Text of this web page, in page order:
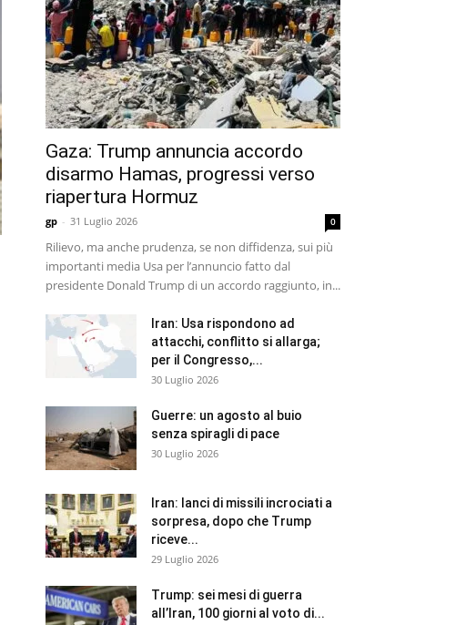
Gaza: Trump annuncia accordo
disarmo Hamas, progressi verso
riapertura Hormuz
gp - 31 Luglio 2026 0
Rilievo, ma anche prudenza, se non diffidenza, sui più
importanti media Usa per l’annuncio fatto dal
presidente Donald Trump di un accordo raggiunto, in...
Iran: Usa rispondono ad
attacchi, conflitto si allarga;
per il Congresso,...
30 Luglio 2026
Guerre: un agosto al buio
senza spiragli di pace
30 Luglio 2026
Iran: lanci di missili incrociati a
sorpresa, dopo che Trump
riceve...
29 Luglio 2026
Trump: sei mesi di guerra
all’Iran, 100 giorni al voto di...